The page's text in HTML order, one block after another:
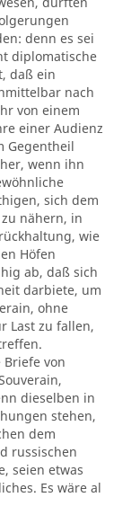
denn es sei
diplomatische
daß ein
nach
von einem
einer Audienz
Gegentheil
wenn ihn
sich dem
nähern, in
wie
Höfen
ab, daß sich
darbiete, um
ohne
Last zu fallen,
von
dieselben in
stehen,
dem
russischen
seien etwas
Es wäre al